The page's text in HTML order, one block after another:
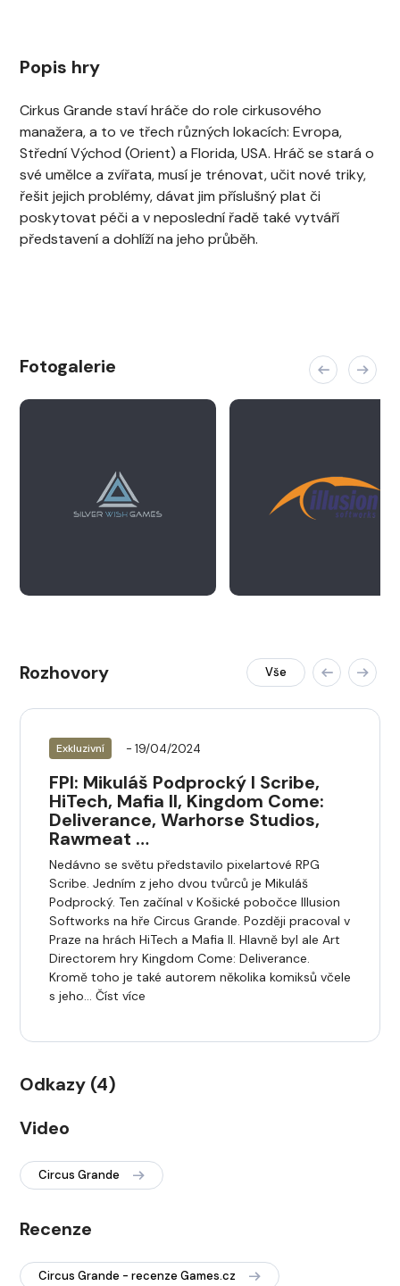
Popis hry
Cirkus Grande staví hráče do role cirkusového
manažera, a to ve třech různých lokacích: Evropa,
Střední Východ (Orient) a Florida, USA. Hráč se stará o
své umělce a zvířata, musí je trénovat, učit nové triky,
řešit jejich problémy, dávat jim příslušný plat či
poskytovat péči a v neposlední řadě také vytváří
představení a dohlíží na jeho průběh.
Fotogalerie
Rozhovory Vše
Exkluzivní - 19/04/2024
FPI: Mikuláš Podprocký I Scribe,
HiTech, Mafia II, Kingdom Come:
Deliverance, Warhorse Studios,
Rawmeat …
Nedávno se světu představilo pixelartové RPG
Scribe. Jedním z jeho dvou tvůrců je Mikuláš
Podprocký. Ten začínal v Košické pobočce Illusion
Softworks na hře Circus Grande. Později pracoval v
Praze na hrách HiTech a Mafia II. Hlavně byl ale Art
Directorem hry Kingdom Come: Deliverance.
Kromě toho je také autorem několika komiksů včele
s jeho… Číst více
Odkazy (4)
Video
Circus Grande
Recenze
Circus Grande - recenze Games.cz